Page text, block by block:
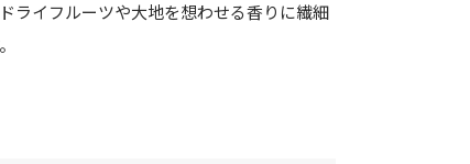
ライフルーツや大地を想わせる香りに繊細